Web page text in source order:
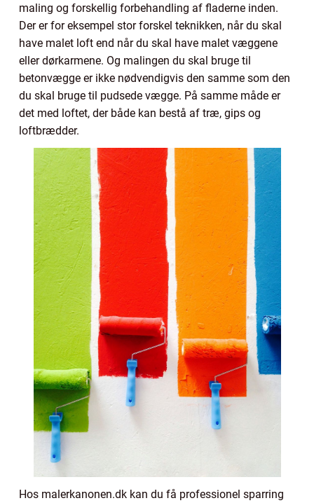
maling og forskellig forbehandling af fladerne inden.
Der er for eksempel stor forskel teknikken, når du skal
have malet loft end når du skal have malet væggene
eller dørkarmene. Og malingen du skal bruge til
betonvægge er ikke nødvendigvis den samme som den
du skal bruge til pudsede vægge. På samme måde er
det med loftet, der både kan bestå af træ, gips og
loftbrædder.
Hos malerkanonen.dk kan du få professionel sparring